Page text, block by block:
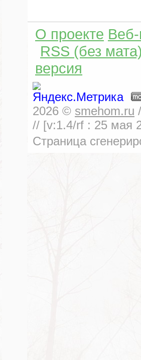
О проекте
RSS (без мата)
версия
2026 © smehom.ru
// [v:1.4/rf : 25 мая
Страница